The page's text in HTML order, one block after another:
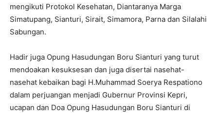
mengikuti Protokol Kesehatan, Diantaranya Marga
Simatupang, Sianturi, Sirait, Simamora, Parna dan Silalahi
Sabungan.
Hadir juga Opung Hasudungan Boru Sianturi yang turut
mendoakan kesuksesan dan juga disertai nasehat-
nasehat kebaikan bagi H.Muhammad Soerya Respationo
dalam perjuangan menjadi Gubernur Provinsi Kepri,
ucapan dan Doa Opung Hasudungan Boru Sianturi di